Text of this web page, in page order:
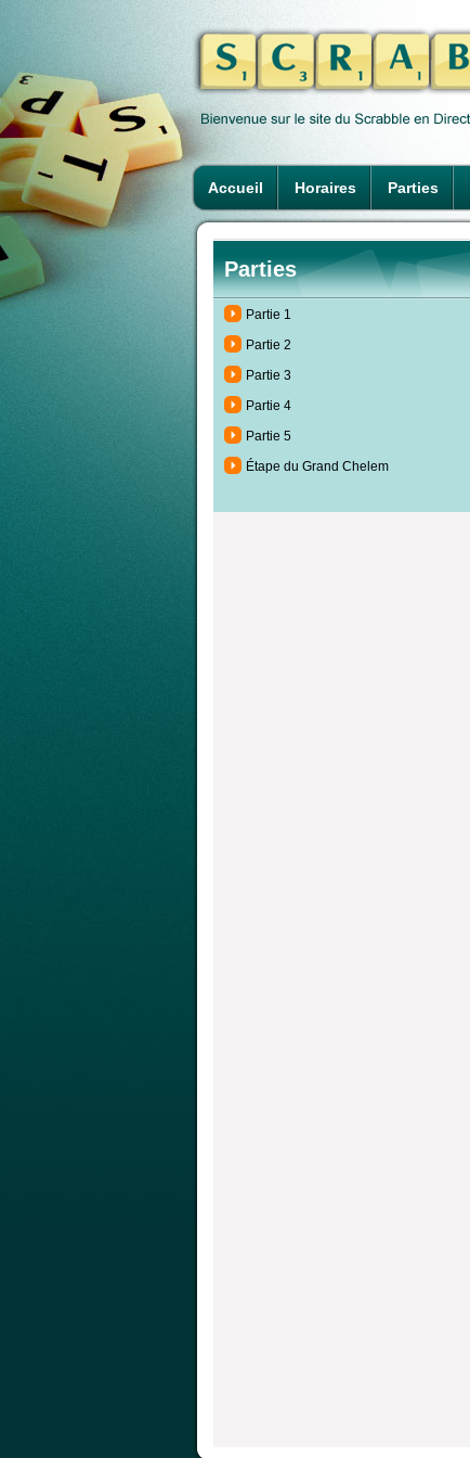
Accueil Horaires Parties
Parties
Partie 1
Partie 2
Partie 3
Partie 4
Partie 5
Étape du Grand Chelem